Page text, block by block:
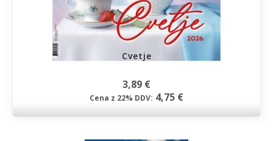
Cvetje
3,89 €
Cena z 22% DDV: 4,75 €